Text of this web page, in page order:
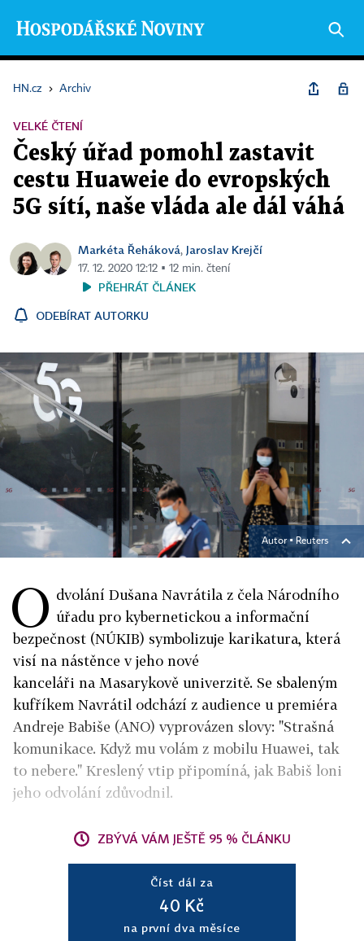
HN.cz › Archiv
VELKÉ ČTENÍ
Český úřad pomohl zastavit
cestu Huaweie do evropských
5G sítí, naše vláda ale dál váhá
Markéta Řeháková, Jaroslav Krejčí
17. 12. 2020 12:12 ▪ 12 min. čtení
PŘEHRÁT ČLÁNEK
ODEBÍRAT AUTORKU
Autor ▪ Reuters
O dvolání Dušana Navrátila z čela Národního
úřadu pro kybernetickou a informační
bezpečnost (NÚKIB) symbolizuje karikatura, která
visí na nástěnce v jeho nové
kanceláři na Masarykově univerzitě. Se sbaleným
kufříkem Navrátil odchází z au­dience u premiéra
Andreje Babiše (ANO) vyprovázen slovy: "Strašná
komunikace. Když mu volám z mobilu Huawei, tak
to nebere." Kreslený vtip připomíná, jak Babiš loni
jeho odvolání zdůvodnil.
ZBÝVÁ VÁM JEŠTĚ 95 % ČLÁNKU
Číst dál za
40 Kč
na první dva měsíce